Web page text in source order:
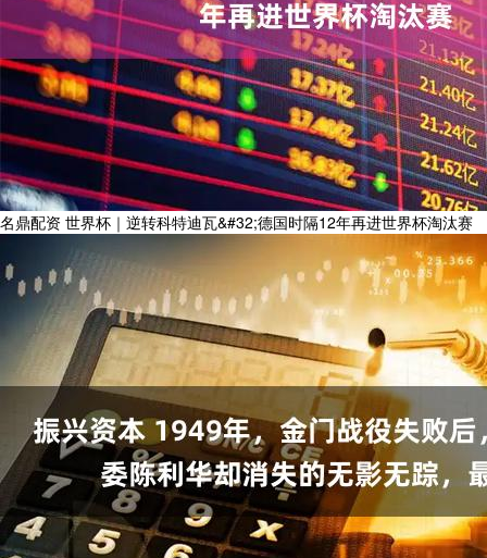
名鼎配资 世界杯｜逆转科特迪瓦&#32;德国时隔12年再进世界杯淘汰赛